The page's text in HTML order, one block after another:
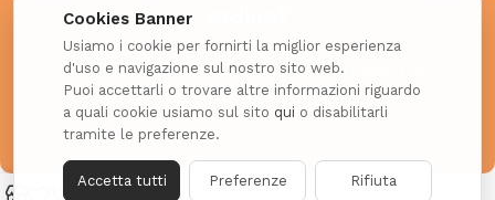
Cookies Banner
Usiamo i cookie per fornirti la miglior esperienza
d'uso e navigazione sul nostro sito web.
Puoi accettarli o trovare altre informazioni riguardo
a quali cookie usiamo sul sito qui o disabilitarli
tramite le preferenze.
Preferenze Rifiuta
Accetta tutti
Richiedi il coupon esclusivo per i nuovi clienti e
ottieni uno SCONTO EXTRA!